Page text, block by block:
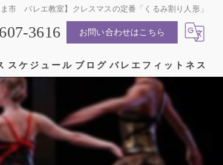
ま市 バレエ教室】クレスマスの定番「くるみ割り人形」
3616 お問い合わせはこちら
スケジュール ブログ バレエフィットネス